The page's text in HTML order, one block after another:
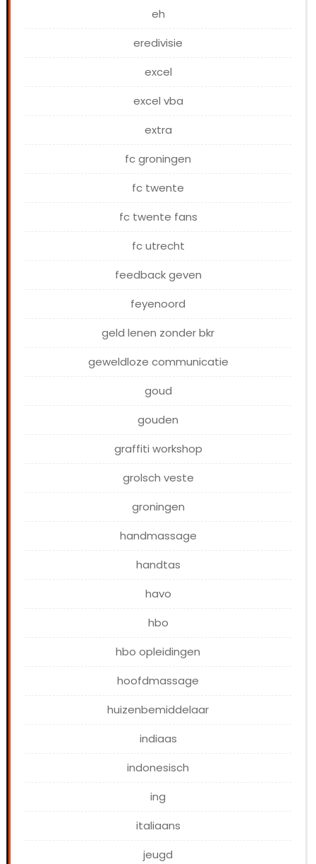
eh
eredivisie
excel
excel vba
extra
fc groningen
fc twente
fc twente fans
fc utrecht
feedback geven
feyenoord
geld lenen zonder bkr
geweldloze communicatie
goud
gouden
graffiti workshop
grolsch veste
groningen
handmassage
handtas
havo
hbo
hbo opleidingen
hoofdmassage
huizenbemiddelaar
indiaas
indonesisch
ing
italiaans
jeugd